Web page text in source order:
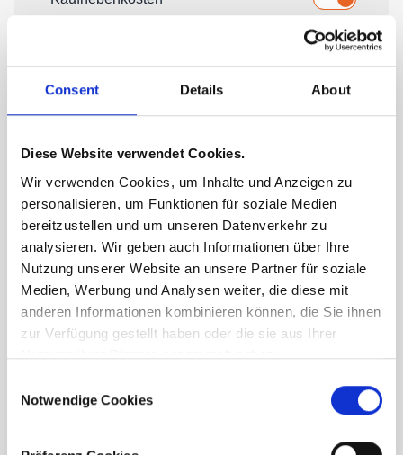
Consent Details About
Diese Website verwendet Cookies.
Wir verwenden Cookies, um Inhalte und Anzeigen zu
personalisieren, um Funktionen für soziale Medien
bereitzustellen und um unseren Datenverkehr zu
analysieren. Wir geben auch Informationen über Ihre
Nutzung unserer Website an unsere Partner für soziale
Medien, Werbung und Analysen weiter, die diese mit
anderen Informationen kombinieren können, die Sie ihnen
zur Verfügung gestellt haben oder die sie aus Ihrer
Nutzung ihrer Dienste gesammelt haben.
Selection
Notwendige Cookies